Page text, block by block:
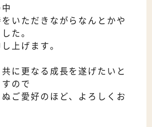
いただきながらなんとかや
た。
上げます。
に更なる成長を遂げたいと
ので
ご愛好のほど、よろしくお